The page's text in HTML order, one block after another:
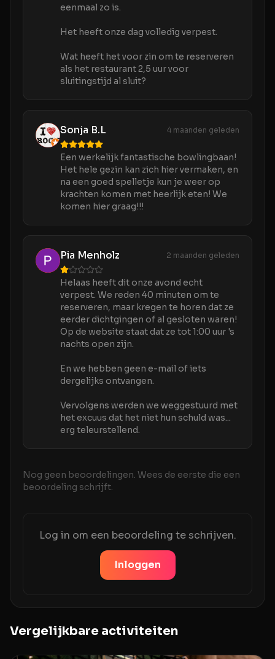
eenmaal zo is.
Het heeft onze dag volledig verpest.
Wat heeft het voor zin om te reserveren
als het restaurant 2,5 uur voor
sluitingstijd al sluit?
Sonja B.L 4 maanden geleden
Een werkelijk fantastische bowlingbaan!
Het hele gezin kan zich hier vermaken, en
na een goed spelletje kun je weer op
krachten komen met heerlijk eten! We
komen hier graag!!!
Pia Menholz 2 maanden geleden
Helaas heeft dit onze avond echt
verpest. We reden 40 minuten om te
reserveren, maar kregen te horen dat ze
eerder dichtgingen of al gesloten waren!
Op de website staat dat ze tot 1:00 uur 's
nachts open zijn.
En we hebben geen e-mail of iets
dergelijks ontvangen.
Vervolgens werden we weggestuurd met
het excuus dat het niet hun schuld was...
erg teleurstellend.
Nog geen beoordelingen. Wees de eerste die een
beoordeling schrijft.
Log in om een beoordeling te schrijven.
Inloggen
Vergelijkbare activiteiten